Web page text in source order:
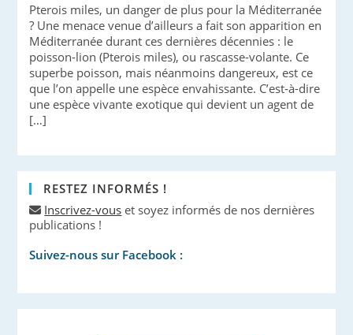
Pterois miles, un danger de plus pour la Méditerranée
? Une menace venue d’ailleurs a fait son apparition en
Méditerranée durant ces dernières décennies : le
poisson-lion (Pterois miles), ou rascasse-volante. Ce
superbe poisson, mais néanmoins dangereux, est ce
que l’on appelle une espèce envahissante. C’est-à-dire
une espèce vivante exotique qui devient un agent de
[…]
RESTEZ INFORMÉS !
Inscrivez-vous et soyez informés de nos dernières
publications !
Suivez-nous sur Facebook :